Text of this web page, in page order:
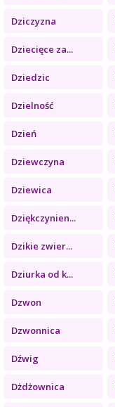
Dziczyzna
Dziecięce za...
Dziedzic
Dzielność
Dzień
Dziewczyna
Dziewica
Dziękczynien...
Dzikie zwier...
Dziurka od k...
Dzwon
Dzwonnica
Dźwig
Dżdżownica